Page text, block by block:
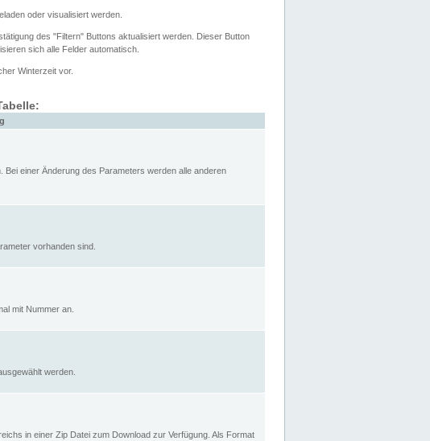
oder visualisiert werden.
des "Filtern" Buttons aktualisiert werden. Dieser Button
sich alle Felder automatisch.
Winterzeit vor.
einer Änderung des Parameters werden alle anderen
vorhanden sind.
mit Nummer an.
werden.
in einer Zip Datei zum Download zur Verfügung. Als Format